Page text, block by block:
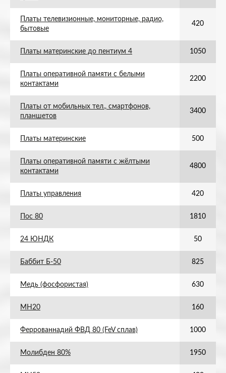
Платы телевизионные, мониторные, радио,
бытовые
420
Платы материнские до пентиум 4 1050
Платы оперативной памяти с белыми
контактами
2200
Платы от мобильных тел., смартфонов,
планшетов
3400
Платы материнские 500
Платы оперативной памяти с жёлтыми
контактами
4800
Платы управления 420
Пос 80 1810
24 ЮНДК 50
Баббит Б-50 825
Медь (фосфористая) 630
МН20 160
Феррованнадий ФВД 80 (FeV сплав) 1000
Молибден 80% 1950